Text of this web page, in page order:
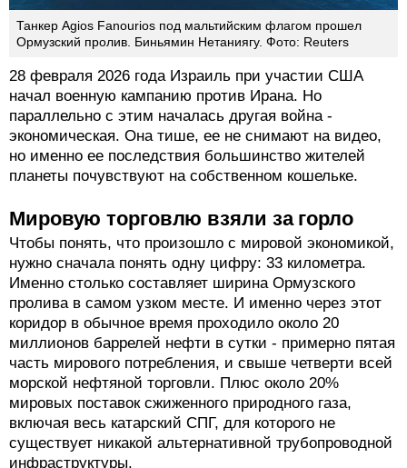
Танкер Agios Fanourios под мальтийским флагом прошел
Ормузский пролив. Биньямин Нетаниягу. Фото: Reuters
28 февраля 2026 года Израиль при участии США
начал военную кампанию против Ирана. Но
параллельно с этим началась другая война -
экономическая. Она тише, ее не снимают на видео,
но именно ее последствия большинство жителей
планеты почувствуют на собственном кошельке.
Мировую торговлю взяли за горло
Чтобы понять, что произошло с мировой экономикой,
нужно сначала понять одну цифру: 33 километра.
Именно столько составляет ширина Ормузского
пролива в самом узком месте. И именно через этот
коридор в обычное время проходило около 20
миллионов баррелей нефти в сутки - примерно пятая
часть мирового потребления, и свыше четверти всей
морской нефтяной торговли. Плюс около 20%
мировых поставок сжиженного природного газа,
включая весь катарский СПГ, для которого не
существует никакой альтернативной трубопроводной
инфраструктуры.